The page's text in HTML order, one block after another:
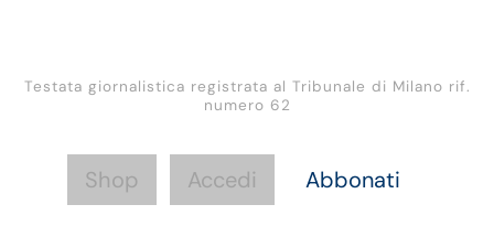
Testata giornalistica registrata al Tribunale di Milano rif.
numero 62
Shop Accedi Abbonati